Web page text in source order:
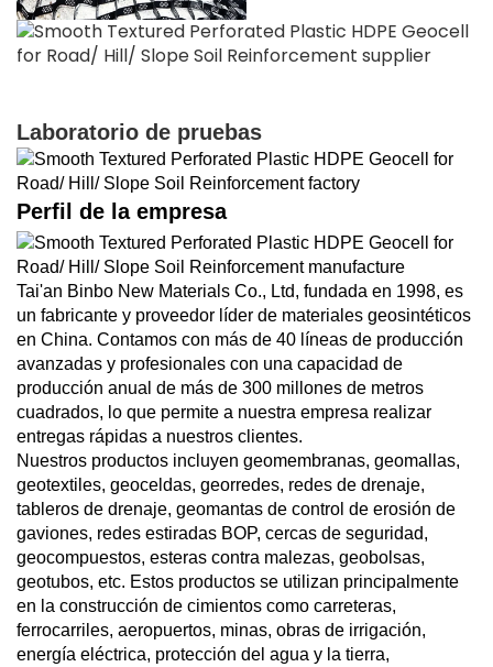
Laboratorio de pruebas
Perfil de la empresa
Tai'an Binbo New Materials Co., Ltd, fundada en 1998, es
un fabricante y proveedor líder de materiales geosintéticos
en China. Contamos con más de 40 líneas de producción
avanzadas y profesionales con una capacidad de
producción anual de más de 300 millones de metros
cuadrados, lo que permite a nuestra empresa realizar
entregas rápidas a nuestros clientes.
Nuestros productos incluyen geomembranas, geomallas,
geotextiles, geoceldas, georredes, redes de drenaje,
tableros de drenaje, geomantas de control de erosión de
gaviones, redes estiradas BOP, cercas de seguridad,
geocompuestos, esteras contra malezas, geobolsas,
geotubos, etc. Estos productos se utilizan principalmente
en la construcción de cimientos como carreteras,
ferrocarriles, aeropuertos, minas, obras de irrigación,
energía eléctrica, protección del agua y la tierra,